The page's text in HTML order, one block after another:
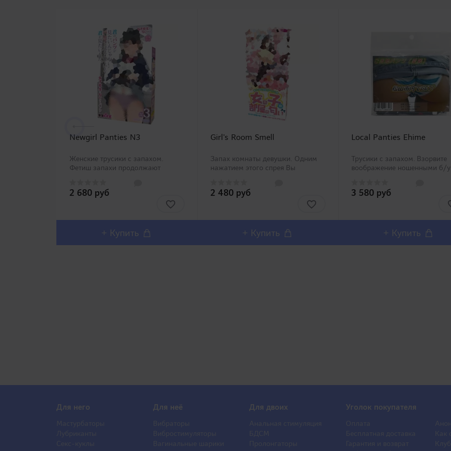
Newgirl Panties N3
Женские трусики с запахом.
Фетиш запахи продолжают
TamaToys. Дословное название
большой серии товаров – «Я хочу
2 680 руб
+ Купить
Girl's Room Smell
Запах комнаты девушки. Одним
нажатием этого спрея Вы
несомненно приятный аромат с
впечатле..
2 480 руб
+ Купить
Local Panties Ehime
Трусики с запахом. Взорвите
воображение ношенными б/у
игр в паре, с секс куклами,
отличаться..
3 580 руб
+ Купить
Для него Для неё Для двоих Уголок покупателя